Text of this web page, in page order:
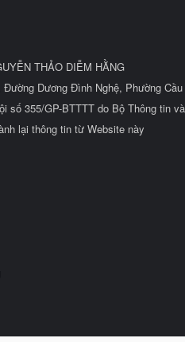
THẢO DIỄM HẰNG
Dương Đình Nghệ, Phường
số 355/GP-BTTTT do Bộ Thông tin
lại thông tin từ Website này